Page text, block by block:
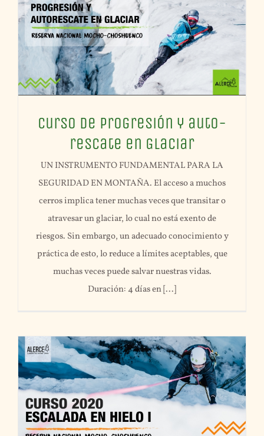
Curso de Progresión y auto-
rescate en Glaciar
UN INSTRUMENTO FUNDAMENTAL PARA LA
SEGURIDAD EN MONTAÑA. El acceso a muchos
cerros implica tener muchas veces que transitar o
atravesar un glaciar, lo cual no está exento de
riesgos. Sin embargo, un adecuado conocimiento y
práctica de esto, lo reduce a límites aceptables, que
muchas veces puede salvar nuestras vidas.
Duración: 4 días en [...]